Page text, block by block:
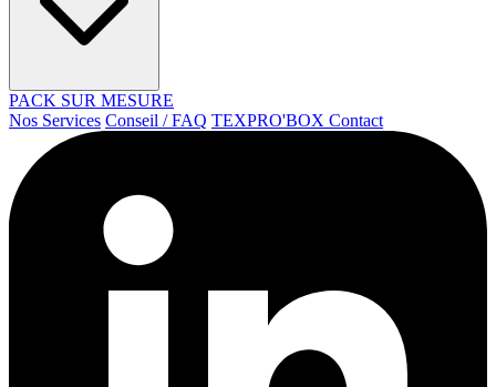
PACK SUR MESURE
Nos Services Conseil / FAQ TEXPRO'BOX Contact